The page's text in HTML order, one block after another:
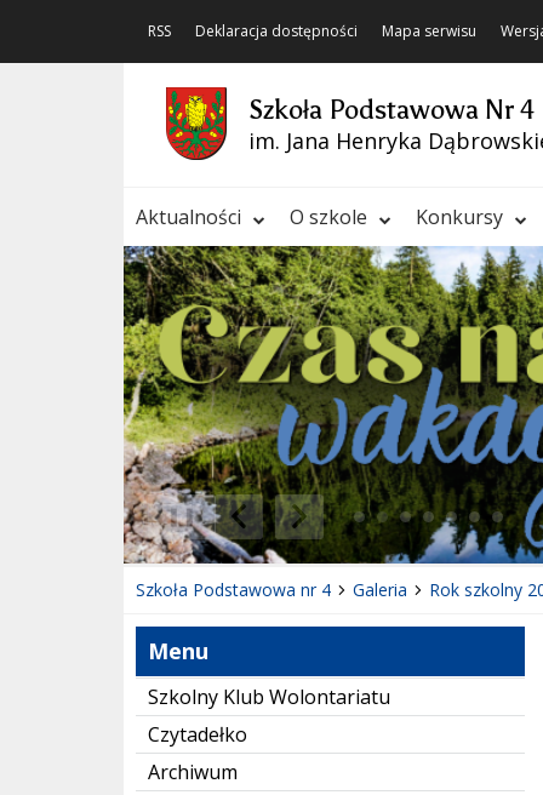
RSS Deklaracja dostępności Mapa serwisu
Szkoła Podstawowa Nr 4
im. Jana Henryka
Aktualności O szkole Konkursy
Poprzedni Element
Następny Element
❚❚
Szkoła Podstawowa nr 4 Galeria Rok szkolny
Menu
Szkolny Klub Wolontariatu
Czytadełko
Archiwum